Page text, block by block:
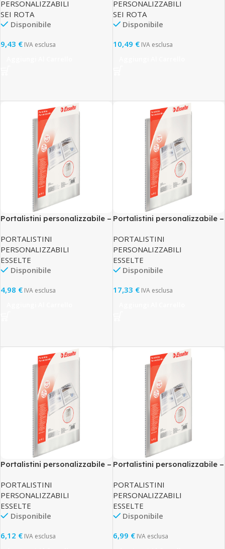
assortiti – Sei Rota
PERSONALIZZABILI
SEI ROTA
Disponibile
9,43 € IVA esclusa
assortiti – Sei Rota
PERSONALIZZABILI
SEI ROTA
Disponibile
10,49 €IVA esclusa
Portalistini personalizzabile –
antiriflesso – trasparente –
Esselte
PORTALISTINI
PERSONALIZZABILI
ESSELTE
Disponibile
4,98 € IVA esclusa
Portalistini personalizzabile –
antiriflesso – trasparente –
Esselte
PORTALISTINI
PERSONALIZZABILI
ESSELTE
Disponibile
17,33 €IVA esclusa
Portalistini personalizzabile –
antiriflesso – trasparente –
Esselte
PORTALISTINI
PERSONALIZZABILI
ESSELTE
Disponibile
6,12 € IVA esclusa
Portalistini personalizzabile –
antiriflesso – trasparente –
Esselte
PORTALISTINI
PERSONALIZZABILI
ESSELTE
Disponibile
6,99 €IVA esclusa